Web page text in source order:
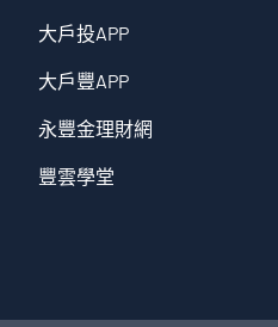
大戶投APP
大戶豐APP
永豐金理財網
豐雲學堂